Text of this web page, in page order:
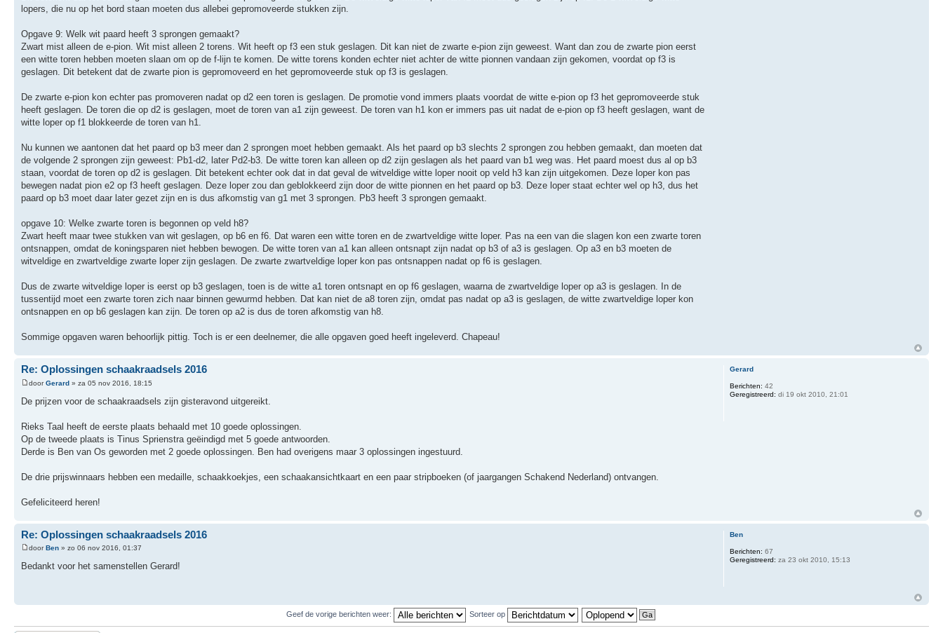
lopers, die nu op het bord staan moeten dus allebei gepromoveerde stukken zijn.
Opgave 9: Welk wit paard heeft 3 sprongen gemaakt?
Zwart mist alleen de e-pion. Wit mist alleen 2 torens. Wit heeft op f3 een stuk geslagen. Dit kan niet de zwarte e-pion zijn geweest. Want dan zou de zwarte pion eerst
een witte toren hebben moeten slaan om op de f-lijn te komen. De witte torens konden echter niet achter de witte pionnen vandaan zijn gekomen, voordat op f3 is
geslagen. Dit betekent dat de zwarte pion is gepromoveerd en het gepromoveerde stuk op f3 is geslagen.
De zwarte e-pion kon echter pas promoveren nadat op d2 een toren is geslagen. De promotie vond immers plaats voordat de witte e-pion op f3 het gepromoveerde stuk
heeft geslagen. De toren die op d2 is geslagen, moet de toren van a1 zijn geweest. De toren van h1 kon er immers pas uit nadat de e-pion op f3 heeft geslagen, want de
witte loper op f1 blokkeerde de toren van h1.
Nu kunnen we aantonen dat het paard op b3 meer dan 2 sprongen moet hebben gemaakt. Als het paard op b3 slechts 2 sprongen zou hebben gemaakt, dan moeten dat
de volgende 2 sprongen zijn geweest: Pb1-d2, later Pd2-b3. De witte toren kan alleen op d2 zijn geslagen als het paard van b1 weg was. Het paard moest dus al op b3
staan, voordat de toren op d2 is geslagen. Dit betekent echter ook dat in dat geval de witveldige witte loper nooit op veld h3 kan zijn uitgekomen. Deze loper kon pas
bewegen nadat pion e2 op f3 heeft geslagen. Deze loper zou dan geblokkeerd zijn door de witte pionnen en het paard op b3. Deze loper staat echter wel op h3, dus het
paard op b3 moet daar later gezet zijn en is dus afkomstig van g1 met 3 sprongen. Pb3 heeft 3 sprongen gemaakt.
opgave 10: Welke zwarte toren is begonnen op veld h8?
Zwart heeft maar twee stukken van wit geslagen, op b6 en f6. Dat waren een witte toren en de zwartveldige witte loper. Pas na een van die slagen kon een zwarte toren
ontsnappen, omdat de koningsparen niet hebben bewogen. De witte toren van a1 kan alleen ontsnapt zijn nadat op b3 of a3 is geslagen. Op a3 en b3 moeten de
witveldige en zwartveldige zwarte loper zijn geslagen. De zwarte zwartveldige loper kon pas ontsnappen nadat op f6 is geslagen.
Dus de zwarte witveldige loper is eerst op b3 geslagen, toen is de witte a1 toren ontsnapt en op f6 geslagen, waarna de zwartveldige loper op a3 is geslagen. In de
tussentijd moet een zwarte toren zich naar binnen gewurmd hebben. Dat kan niet de a8 toren zijn, omdat pas nadat op a3 is geslagen, de witte zwartveldige loper kon
ontsnappen en op b6 geslagen kan zijn. De toren op a2 is dus de toren afkomstig van h8.
Sommige opgaven waren behoorlijk pittig. Toch is er een deelnemer, die alle opgaven goed heeft ingeleverd. Chapeau!
Re: Oplossingen schaakraadsels 2016
doorGerard » za 05 nov 2016, 18:15
De prijzen voor de schaakraadsels zijn gisteravond uitgereikt.
Rieks Taal heeft de eerste plaats behaald met 10 goede oplossingen.
Op de tweede plaats is Tinus Sprienstra geëindigd met 5 goede antwoorden.
Derde is Ben van Os geworden met 2 goede oplossingen. Ben had overigens maar 3 oplossingen ingestuurd.
De drie prijswinnaars hebben een medaille, schaakkoekjes, een schaakansichtkaart en een paar stripboeken (of jaargangen Schakend Nederland) ontvangen.
Gefeliciteerd heren!
Gerard
Berichten: 42
Geregistreerd: di 19 okt 2010, 21:01
Re: Oplossingen schaakraadsels 2016
doorBen » zo 06 nov 2016, 01:37
Bedankt voor het samenstellen Gerard!
Ben
Berichten: 67
Geregistreerd: za 23 okt 2010, 15:13
Geef de vorige berichten weer: Sorteer op